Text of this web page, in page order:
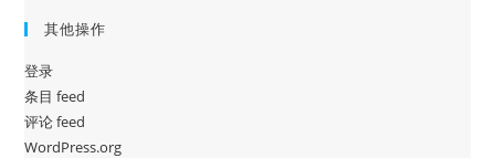
其他操作
登录
条目 feed
评论 feed
WordPress.org